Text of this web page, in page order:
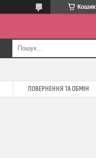
Кошик
ПОВЕРНЕННЯ ТА ОБМІН